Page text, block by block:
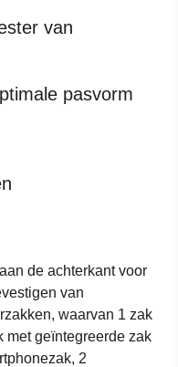
van
pasvorm
de achterkant voor
van
waarvan 1 zak
met geïntegreerde zak
2